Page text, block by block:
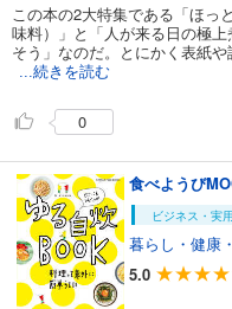
この本の2大特集である「ほっ
味料）」と「人が来る日の極
そう」なのだ。とにかく表紙
...続きを読む
0
食べようび
ビジネス・実用
暮らし・健康
5.0